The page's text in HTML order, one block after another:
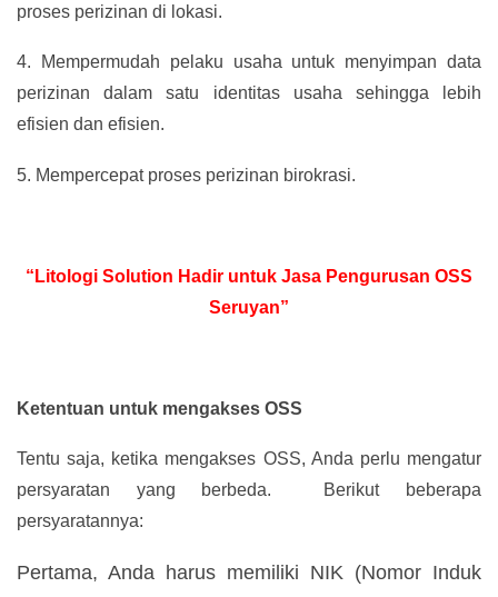
proses perizinan di lokasi.
4.
Mempermudah pelaku usaha untuk menyimpan data
perizinan dalam satu identitas usaha sehingga lebih
efisien dan efisien.
5. Mempercepat proses perizinan birokrasi.
“Litologi Solution Hadir untuk Jasa Pengurusan OSS
Seruyan”
Ketentuan untuk mengakses OSS
Tentu saja, ketika mengakses OSS, Anda perlu mengatur
persyaratan yang berbeda. Berikut beberapa
persyaratannya:
Pertama, Anda harus memiliki NIK (Nomor Induk